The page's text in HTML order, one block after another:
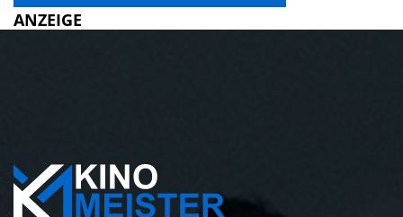
ANZEIGE